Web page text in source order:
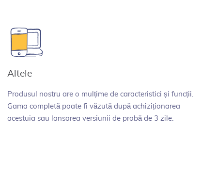
Altele
Produsul nostru are o mulțime de caracteristici și funcții.
Gama completă poate fi văzută după achiziționarea
acestuia sau lansarea versiunii de probă de 3 zile.